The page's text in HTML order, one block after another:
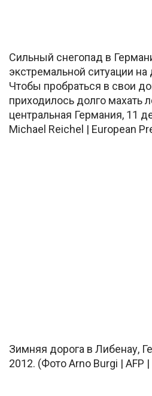
Сильный снегопад в
экстремальной ситуации на
Чтобы пробраться в свои
приходилось долго махать
центральная Германия, 11
Michael Reichel | European
Зимняя дорога в Либенау,
2012. (Фото Arno Burgi | AFP